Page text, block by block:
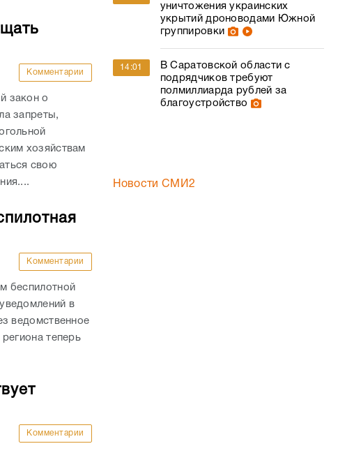
Комментарии
закон о
запреты,
хозяйствам
свою
Комментарии
беспилотной
в
ведомственное
теперь
Комментарии
уничтожения украинских
укрытий дроноводами Южной
группировки
14:01
В Саратовской области с
подрядчиков требуют
полмиллиарда рублей за
благоустройство
Новости СМИ2